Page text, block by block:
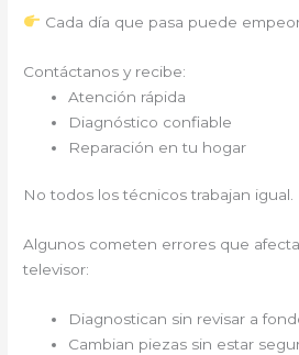
Cada día que pasa puede
Contáctanos y recibe:
Atención rápida
Diagnóstico confiable
Reparación en tu hogar
No todos los técnicos trabajan igual.
Algunos cometen errores que
televisor:
Diagnostican sin revisar a
Cambian piezas sin estar